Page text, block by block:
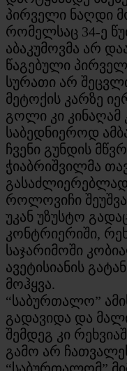
პირველი ნაღდი
რომელსაც 34-ე
აბაკუმოვმა არ
წაგებული
სურათი არ
მეტოქის კარზე
გოლი კი კინაღამ
საბედნიეროდ
ჩვენი გუნდის
ჭიაბრიშვილმა
როლოვიჩი
უკან უზუსტო
კონტრიერიში,
საჯარიმოში
ავეტისიანის
მოჰყვა.
“საბურთალო”
გადავიდა და
შემდეგ კი
გამო არ